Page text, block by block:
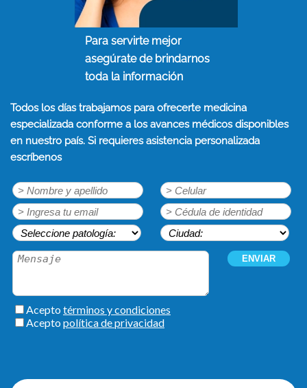
Para servirte mejor
asegúrate de brindarnos
toda la información
Todos los días trabajamos para ofrecerte medicina
especializada conforme a los avances médicos disponibles
en nuestro país. Si requieres asistencia personalizada
escríbenos